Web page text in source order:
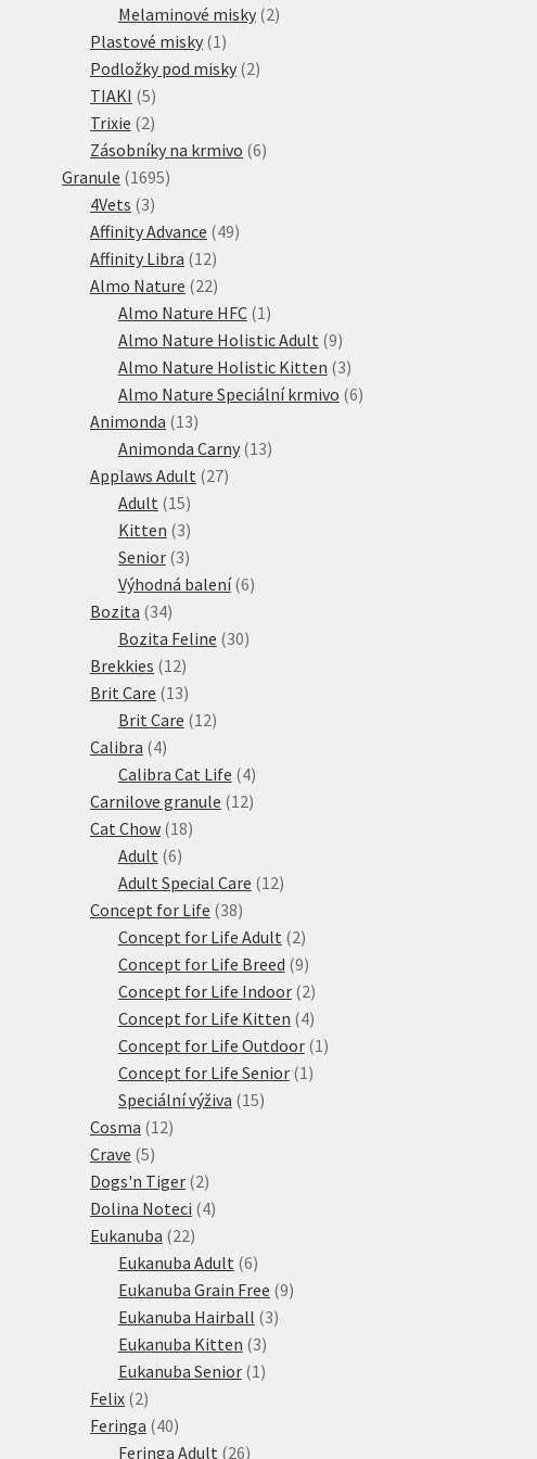
produktů
Melaminové misky 22
Plastové misky 1 1
produkt
Podložky pod misky 22
TIAKI 55
produktů
Trixie 22
produkty
Zásobníky na krmivo 66
Granule 16951695
4Vets 33
produkty
Affinity Advance 4949
Affinity Libra 1212
produktů
Almo Nature 2222
produktů
Almo Nature HFC 1 1
produkt
Almo Nature Holistic Adult 99
produktů
Almo Nature Holistic Kitten 33
produkty
Almo Nature Speciální krmivo 66
Animonda 1313
produktů
Animonda Carny 1313
Applaws Adult 2727
Adult 1515
produktů
Kitten 33
produkty
Senior 33
produkty
Výhodná balení 66
Bozita 3434
produktů
Bozita Feline 3030
Brekkies 1212
produktů
Brit Care 1313
produktů
Brit Care 1212
Calibra 44
produkty
Calibra Cat Life 44
produkty
Carnilove granule 1212
Cat Chow 1818
Adult 66
produktů
Adult Special Care 1212
Concept for Life 3838
produktů
Concept for Life Adult 22
produkty
Concept for Life Breed 99
produktů
Concept for Life Indoor 22
produkty
Concept for Life Kitten 44
produkty
Concept for Life Outdoor 1 1
Concept for Life Senior 1 1
Speciální výživa 1515
Cosma 1212
Crave 55
produktů
Dogs'n Tiger 22
produkty
Dolina Noteci 44
Eukanuba 2222
produktů
Eukanuba Adult 66
produktů
Eukanuba Grain Free 99
Eukanuba Hairball 33
Eukanuba Kitten 33
produkty
Eukanuba Senior 1 1
Felix 22
produkty
Feringa 4040
produktů
Feringa Adult 2626